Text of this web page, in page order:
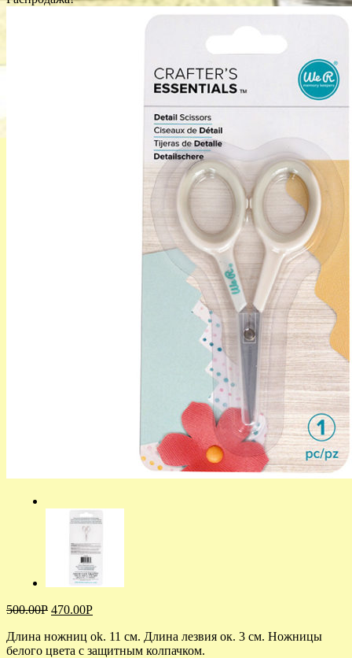
500.00Р 470.00Р
Длина ножниц ok. 11 см. Длина лезвия ок. 3 см. Ножницы
белого цвета с защитным колпачком.